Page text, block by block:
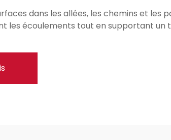
dans les allées, les chemins et les
les écoulements tout en supportant un